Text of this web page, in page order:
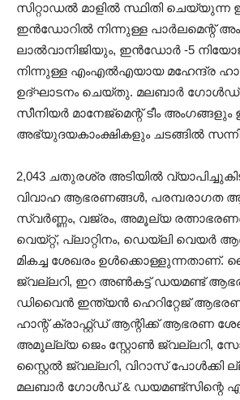
സിറ്റാഡൽ മാളിൽ സ്ഥിതി
ഇൻഡോറിൽ നിന്നുള്ള പാർലമെന്റ്
ലാൽവാനിജിയും, ഇൻഡോർ -5
നിന്നുള്ള എംഎൽഎയായ മഹേന്ദ്ര
ഉദ്ഘാടനം ചെയ്തു. മലബാർ ഗോൾഡ്
സീനിയർ മാനേജ്മെന്റ് ടീം
അഭ്യുദയകാംക്ഷികളും ചടങ്ങിൽ
2,043 ചതുരശ്ര അടിയിൽ
വിവാഹ ആഭരണങ്ങൾ, പരമ്പരാഗത
സ്വർണ്ണം, വജ്രം, അമൂല്യ
വെയ്റ്റ്, പ്ലാറ്റിനം, ഡെയ്ലി
മികച്ച ശേഖരം ഉൾക്കൊള്ളുന്നതാണ്.
ജ്വല്ലറി, ഇറ അൺകട്ട് ഡയമണ്ട്
ഡിവൈൻ ഇന്ത്യൻ ഹെറിറ്റേജ്
ഹാന്റ് ക്രാഫ്റ്റ്ഡ് ആന്റിക്ക് ആഭരണ
അമൂല്ല്യ ജെം സ്റ്റോൺ ജ്വല്ലറി,
സ്റ്റൈൽ ജ്വല്ലറി, വിറാസ് പോൾക്കി
മലബാർ ഗോൾഡ് & ഡയമണ്ട്സിന്റെ